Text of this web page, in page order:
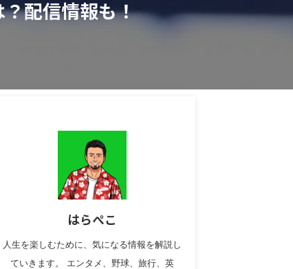
配信情報も！
はらぺこ
人生を楽しむために、気になる情報を解説し
ていきます。 エンタメ、野球、旅行、英